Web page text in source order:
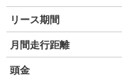
リース期間
月間走行距離
頭金